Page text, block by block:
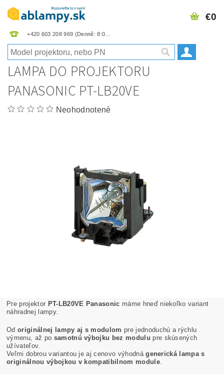
+420 603 208 969
€0
LAMPA DO PROJEKTORU
PANASONIC PT-LB20VE
Neohodnotené
Pre projektor PT-LB20VE Panasonic máme hneď niekoľko variant
náhradnej lampy.
Odoriginálnej lampy aj s modulom pre jednoduchú a rýchlu
výmenu, až po samotnú výbojku bez modulu pre skúsených
užívateľov.
Veľmi dobrou variantou je aj cenovo výhodnágenerická lampa s
originálnou výbojkou v kompatibilnom module.